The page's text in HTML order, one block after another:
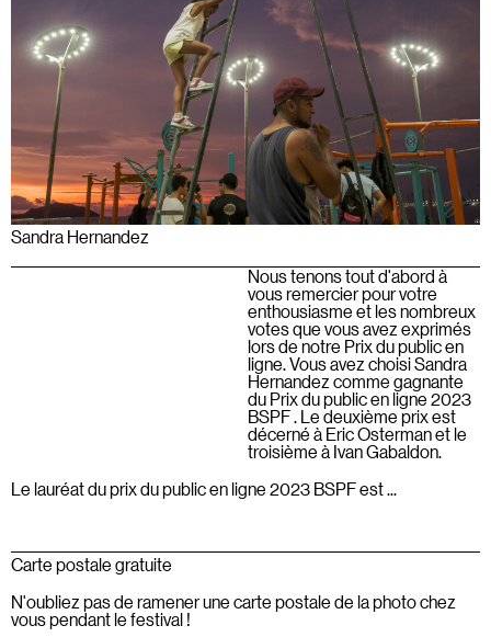
Sandra Hernandez
Le lauréat du prix du public en ligne 2023 BSPF est ...
Nous tenons tout d'abord à
vous remercier pour votre
enthousiasme et les nombreux
votes que vous avez exprimés
lors de notre Prix du public en
ligne. Vous avez choisi Sandra
Hernandez comme gagnante
du Prix du public en ligne 2023
BSPF . Le deuxième prix est
décerné à Eric Osterman et le
troisième à Ivan Gabaldon.
Carte postale gratuite
N'oubliez pas de ramener une carte postale de la photo chez
vous pendant le festival !